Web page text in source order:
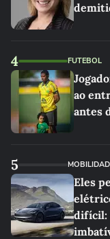
4 FUTEBOL
ao
antes
5
Eles
difícil: